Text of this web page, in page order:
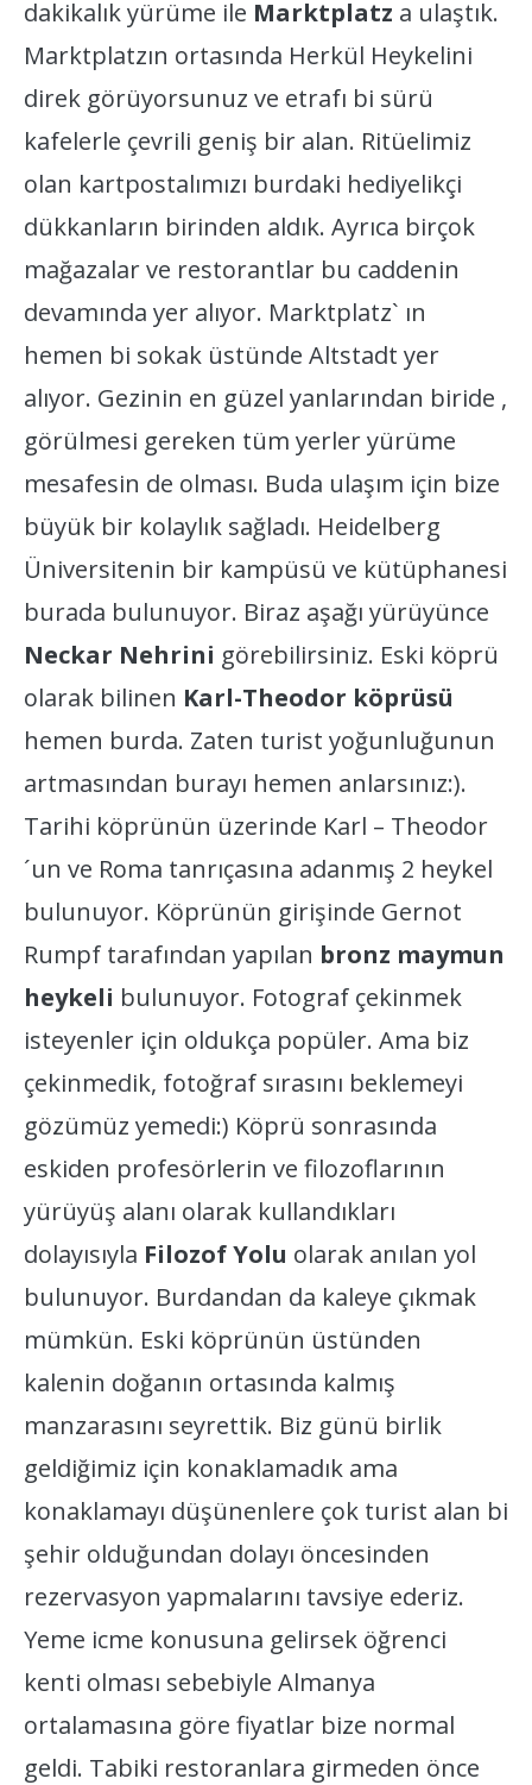
dakikalık yürüme ile Marktplatz a ulaştık.
Marktplatzın ortasında Herkül Heykelini
direk görüyorsunuz ve etrafı bi sürü
kafelerle çevrili geniş bir alan. Ritüelimiz
olan kartpostalımızı burdaki hediyelikçi
dükkanların birinden aldık. Ayrıca birçok
mağazalar ve restorantlar bu caddenin
devamında yer alıyor. Marktplatz` ın
hemen bi sokak üstünde Altstadt yer
alıyor. Gezinin en güzel yanlarından biride ,
görülmesi gereken tüm yerler yürüme
mesafesin de olması. Buda ulaşım için bize
büyük bir kolaylık sağladı. Heidelberg
Üniversitenin bir kampüsü ve kütüphanesi
burada bulunuyor. Biraz aşağı yürüyünce
Neckar Nehrini görebilirsiniz. Eski köprü
olarak bilinen Karl-Theodor köprüsü
hemen burda. Zaten turist yoğunluğunun
artmasından burayı hemen anlarsınız:).
Tarihi köprünün üzerinde Karl – Theodor
´un ve Roma tanrıçasına adanmış 2 heykel
bulunuyor. Köprünün girişinde Gernot
Rumpf tarafından yapılan bronz maymun
heykeli bulunuyor. Fotograf çekinmek
isteyenler için oldukça popüler. Ama biz
çekinmedik, fotoğraf sırasını beklemeyi
gözümüz yemedi:) Köprü sonrasında
eskiden profesörlerin ve filozoflarının
yürüyüş alanı olarak kullandıkları
dolayısıyla Filozof Yolu olarak anılan yol
bulunuyor. Burdandan da kaleye çıkmak
mümkün. Eski köprünün üstünden
kalenin doğanın ortasında kalmış
manzarasını seyrettik. Biz günü birlik
geldiğimiz için konaklamadık ama
konaklamayı düşünenlere çok turist alan bi
şehir olduğundan dolayı öncesinden
rezervasyon yapmalarını tavsiye ederiz.
Yeme icme konusuna gelirsek öğrenci
kenti olması sebebiyle Almanya
ortalamasına göre fiyatlar bize normal
geldi. Tabiki restoranlara girmeden önce